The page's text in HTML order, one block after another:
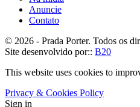
Anuncie
Contato
© 2026 - Prada Porter. Todos os
Site desenvolvido por:: B20
This website uses cookies to
Privacy & Cookies Policy
Sign in